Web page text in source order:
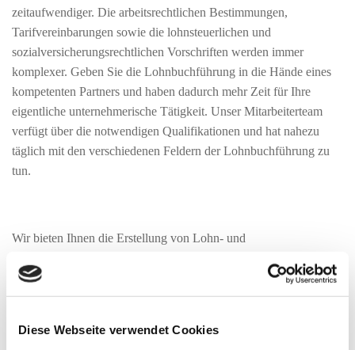
Diese Webseite verwendet Cookies
zeitaufwendiger. Die arbeitsrechtlichen Bestimmungen,
Tarifvereinbarungen sowie die lohnsteuerlichen und
sozialversicherungsrechtlichen Vorschriften werden immer
komplexer. Geben Sie die Lohnbuchführung in die Hände eines
kompetenten Partners und haben dadurch mehr Zeit für Ihre
eigentliche unternehmerische Tätigkeit. Unser Mitarbeiterteam
verfügt über die notwendigen Qualifikationen und hat nahezu
täglich mit den verschiedenen Feldern der Lohnbuchführung zu
tun.
Wir bieten Ihnen die Erstellung von Lohn- und
gegenüber den Sozialversicherungsträgern und dem Finanzamt
sowie das Führen der entsprechenden Lohn-Personalkonten an.
Meldungen (z.B. für die Agentur für Arbeit) im Bereich Lohn und